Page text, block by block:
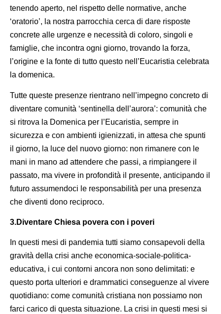
tenendo aperto, nel rispetto delle normative, anche
‘oratorio’, la nostra parrocchia cerca di dare risposte
concrete alle urgenze e necessità di coloro, singoli e
famiglie, che incontra ogni giorno, trovando la forza,
l’origine e la fonte di tutto questo nell’Eucaristia celebrata
la domenica.
Tutte queste presenze rientrano nell’impegno concreto di
diventare comunità ‘sentinella dell’aurora’: comunità che
si ritrova la Domenica per l’Eucaristia, sempre in
sicurezza e con ambienti igienizzati, in attesa che spunti
il giorno, la luce del nuovo giorno: non rimanere con le
mani in mano ad attendere che passi, a rimpiangere il
passato, ma vivere in profondità il presente, anticipando il
futuro assumendoci le responsabilità per una presenza
che diventi dono reciproco.
3.Diventare Chiesa povera con i poveri
In questi mesi di pandemia tutti siamo consapevoli della
gravità della crisi anche economica-sociale-politica-
educativa, i cui contorni ancora non sono delimitati: e
questo porta ulteriori e drammatici conseguenze al vivere
quotidiano: come comunità cristiana non possiamo non
farci carico di questa situazione. La crisi in questi mesi si